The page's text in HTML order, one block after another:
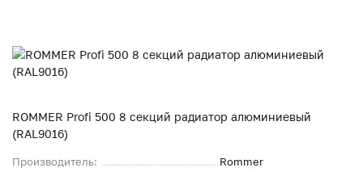
ROMMER Profi 500 8 секций радиатор алюминиевый
(RAL9016)
Производитель:
Rommer